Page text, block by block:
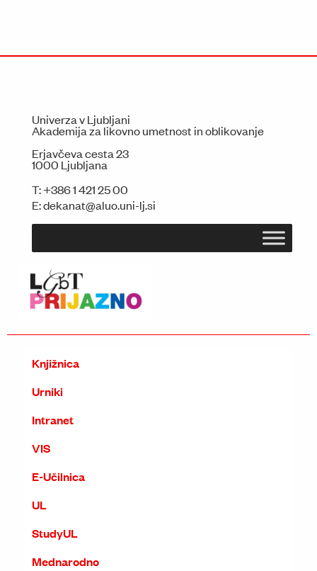
Univerza v Ljubljani
Akademija za likovno umetnost in oblikovanje
Erjavčeva cesta 23
1000 Ljubljana
T:+386 1 421 25 00
E:dekanat@aluo.uni-lj.si
Knjižnica
Urniki
Intranet
VIS
E-Učilnica
UL
StudyUL
Mednarodno